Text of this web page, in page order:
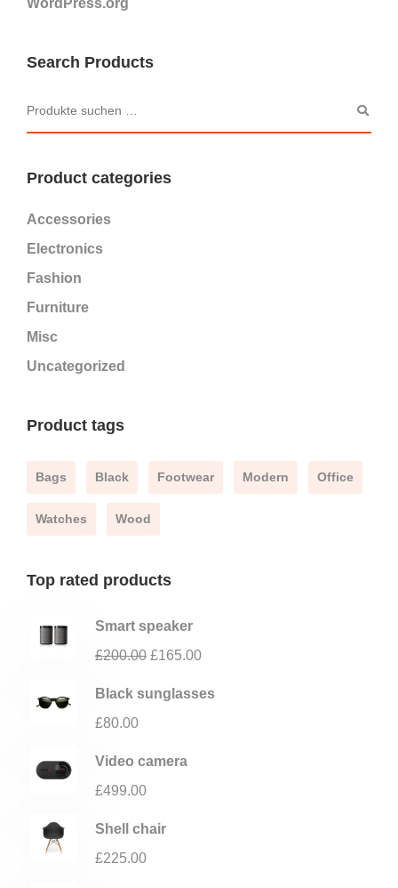
WordPress.org
Search Products
Product categories
Accessories
Electronics
Fashion
Furniture
Misc
Uncategorized
Product tags
Bags Black Footwear Modern Office
Watches Wood
Top rated products
Smart speaker
£200.00 £165.00
Black sunglasses
£80.00
Video camera
£499.00
Shell chair
£225.00